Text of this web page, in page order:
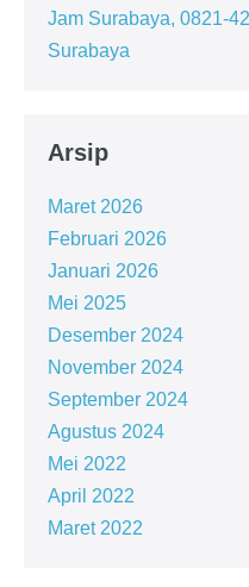
Jam Surabaya, 0821-
Surabaya
Arsip
Maret 2026
Februari 2026
Januari 2026
Mei 2025
Desember 2024
November 2024
September 2024
Agustus 2024
Mei 2022
April 2022
Maret 2022